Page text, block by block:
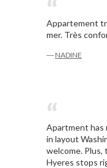
Appartement
mer. Très
― NADINE
Apartment has
in layout
welcome.
Hyeres stops